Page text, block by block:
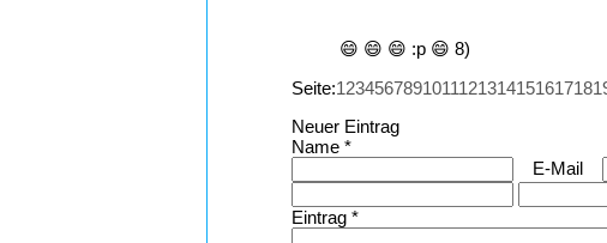
😄 😄 😄 :p 😄 8)
Seite:123456789101112131415161718
Neuer Eintrag
Name *
E-Mail
Eintrag *